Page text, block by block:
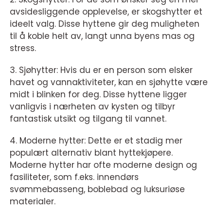
avsidesliggende opplevelse, er skogshytter et
ideelt valg. Disse hyttene gir deg muligheten
til å koble helt av, langt unna byens mas og
stress.
3. Sjøhytter: Hvis du er en person som elsker
havet og vannaktiviteter, kan en sjøhytte være
midt i blinken for deg. Disse hyttene ligger
vanligvis i nærheten av kysten og tilbyr
fantastisk utsikt og tilgang til vannet.
4. Moderne hytter: Dette er et stadig mer
populært alternativ blant hyttekjøpere.
Moderne hytter har ofte moderne design og
fasiliteter, som f.eks. innendørs
svømmebasseng, boblebad og luksuriøse
materialer.